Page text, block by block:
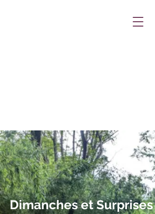
Dimanches et Surprises